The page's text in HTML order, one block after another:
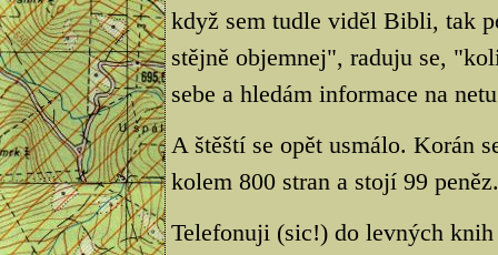
když sem tudle viděl Bibli, tak
stějně objemnej", raduju se,
sebe a hledám informace na
A štěští se opět usmálo. Korán
kolem 800 stran a stojí 99 peněz.
Telefonuji (sic!) do levných